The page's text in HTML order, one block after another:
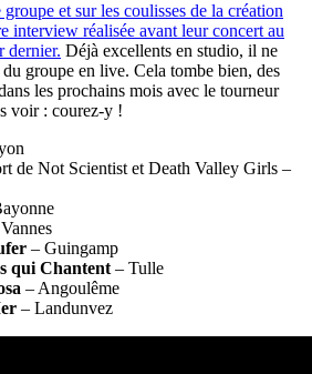
et sur les coulisses de la création
interview réalisée avant leur concert au
dernier. Déjà excellents en studio, il ne
groupe en live. Cela tombe bien, des
les prochains mois avec le tourneur
voir : courez-y !
de Not Scientist et Death Valley Girls –
– Guingamp
qui Chantent – Tulle
– Angoulême
– Landunvez